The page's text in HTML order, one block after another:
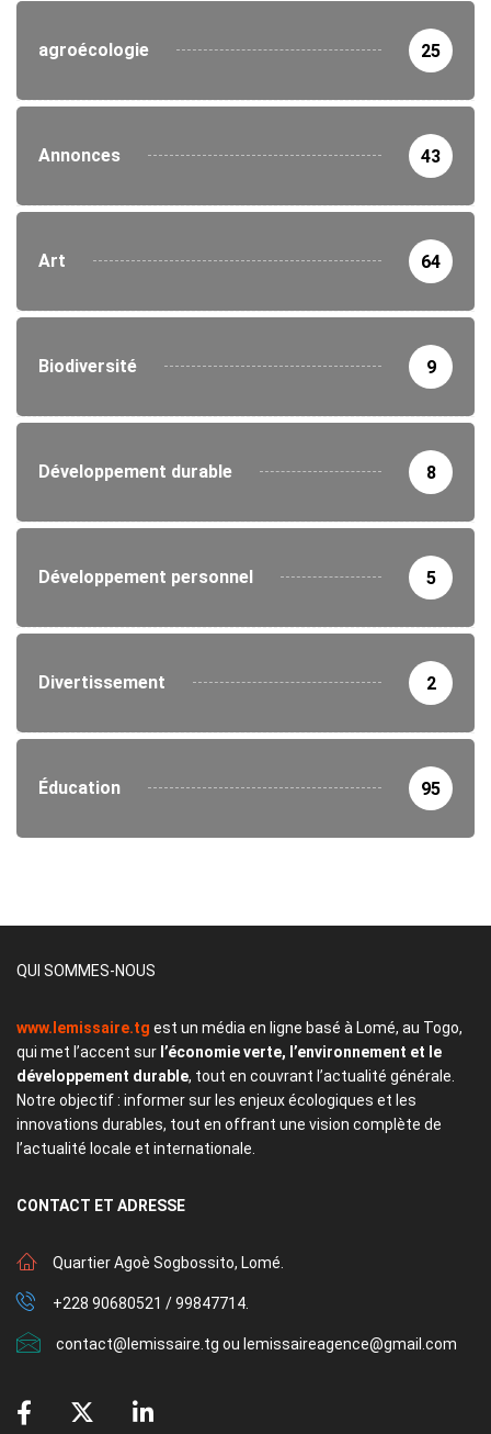
agroécologie 25
Annonces 43
Art 64
Biodiversité 9
Développement durable 8
Développement personnel 5
Divertissement 2
Éducation 95
QUI SOMMES-NOUS
www.lemissaire.tg est un média en ligne basé à Lomé, au Togo,
qui met l’accent sur l’économie verte, l’environnement et le
développement durable, tout en couvrant l’actualité générale.
Notre objectif : informer sur les enjeux écologiques et les
innovations durables, tout en offrant une vision complète de
l’actualité locale et internationale.
CONTACT ET ADRESSE
Quartier Agoè Sogbossito, Lomé.
+228 90680521 / 99847714.
contact@lemissaire.tg ou lemissaireagence@gmail.com